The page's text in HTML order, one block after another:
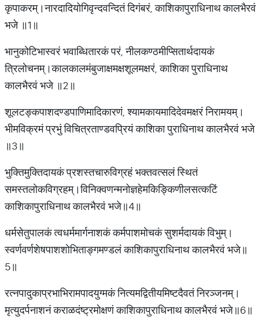
कृपाकरम्।नारदादियोगिवृन्दवन्दितं दिगंबरं, काशिकापुराधिनाथ कालभैरवं
भजे ॥1॥
भानुकोटिभास्वरं भवाब्धितारकं परं, नीलकण्ठमीप्सितार्थदायकं
त्रिलोचनम्।कालकालमंबुजाक्षमक्षशूलमक्षरं, काशिका पुराधिनाथ
कालभैरवं भजे ॥2॥
शूलटङ्कपाशदण्डपाणिमादिकारणं, श्यामकायमादिदेवमक्षरं निरामयम्।
भीमविक्रमं प्रभुं विचित्रताण्डवप्रियं काशिका पुराधिनाथ कालभैरवं भजे
॥3॥
भुक्तिमुक्तिदायकं प्रशस्तचारुविग्रहं भक्तवत्सलं स्थितं
समस्तलोकविग्रहम्।विनिक्वणन्मनोज्ञहेमकिङ्किणीलसत्कटिं
काशिकापुराधिनाथ कालभैरवं भजे॥4॥
धर्मसेतुपालकं त्वधर्ममार्गनाशकं कर्मपाशमोचकं सुशर्मदायकं विभुम्।
स्वर्णवर्णशेषपाशशोभिताङ्गमण्डलं काशिकापुराधिनाथ कालभैरवं भजे॥
5॥
रत्नपादुकाप्रभाभिरामपादयुग्मकं नित्यमद्वितीयमिष्टदैवतं निरञ्जनम्।
मृत्युदर्पनाशनं कराळदंष्ट्रमोक्षणं काशिकापुराधिनाथ कालभैरवं भजे॥6॥